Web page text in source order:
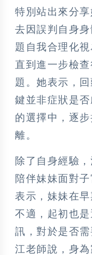
特別站出來分
去因誤判自身
題自我合理化
直到進一步檢
題。她表示，
鍵並非症狀是
的選擇中，逐
離。
除了自身經驗
陪伴妹妹面對
表示，妹妹在
不適，起初也
訊，對於是否需
江老師說，身